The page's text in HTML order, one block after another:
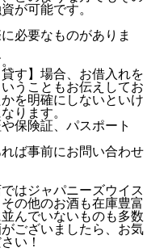
が可能です。
必要なものがありま
す】場合、お借入れを
うこともお伝えしてお
を明確にしないといけ
ります。
保険証、パスポート
ば事前にお問い合わせ
ジャパニーズウイス
の他のお酒も在庫豊富
んでいないものも多数
ございましたら、お気
い！